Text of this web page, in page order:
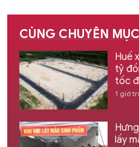
CÙNG CHUYÊN MỤC
Huế
tỷ
tốc
1 giờ
lấy